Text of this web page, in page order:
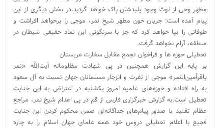
مطهر وحی از لوث وجود پلیدشان پاک خواهد گردید.در بخش دیگری از این
پیام آمده است: جریان خون مطهر شیخ نمر، موجی را برخواهد افراشت و
طوفانی را بپا خواهد کرد که جز با سرنگونی این نماد حقیقی شیطان در
منطقه، آرام نخواهد گرفت.
تعطیلی حوزه ها و فراخوان تجمع مقابل سفارت عربستان
بر پایه این گزارش همچنین در پی شهادت مظلومانه آیت‌الله «نمر
باقرأمین‌النمر» موجی از نفرت و انزجار مسلمانان جهان نسبت به آل سعود
به راه افتاده و حوزه‌های علمیه امروز یکشنبه در اعتراض به این جنایت
تعطیل است.به گزارش خبرگزاری فارس از قم در پی اعدام شیخ نمر، مراجع
عظام تقلید با صدور پیام‌های جداگانه‌ای ضمن محکوم کردن این جنایت
فجیع با اعلام تعطیلی دروس خود همه علمای جهان اسلام را به چاره